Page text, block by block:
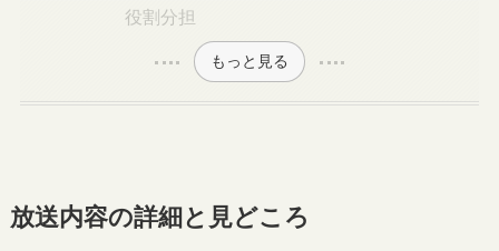
役割分担
もっと見る
放送内容の詳細と見どころ